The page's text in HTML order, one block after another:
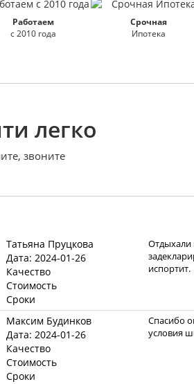
Работаем
с 2010 года
Срочная
Ипотека
легко
звоните
Татьяна Пруцкова
Дата: 2024-01-26
Качество
Стоимость
Сроки
Отдыхали
испортит.
Максим Будинков
Дата: 2024-01-26
Качество
Стоимость
Сроки
Спасибо
условия